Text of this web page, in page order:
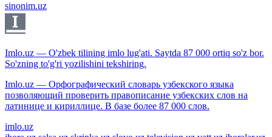
sinonim.uz
Imlo.uz — O'zbek tilining imlo lug'ati. Saytda 87 000 ortiq so'z bor.
So'zning to'g'ri yozilishini tekshiring.
Imlo.uz — Орфографический словарь узбекского языка
позволяющий проверить правописание узбекских слов на
латинице и кириллице. В базе более 87 000 слов.
imlo.uz